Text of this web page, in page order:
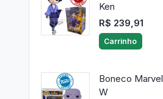
Ken
R$ 239,91
Carrinho
Boneco
W